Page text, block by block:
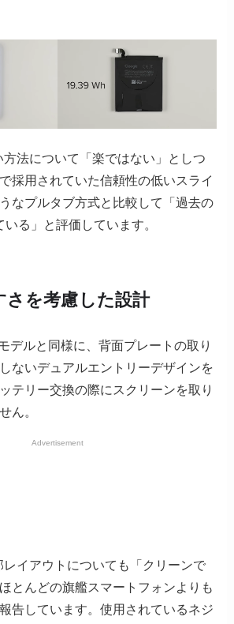
法について「楽ではない」としつ
採用されていた信頼性の低いスライ
なプルタブ方式と比較して「過去の
る」と評価しています。
さを考慮した設計
デルと同様に、背面プレートの取り
ないデュアルエントリーデザインを
テリー交換の際にスクリーンを取り
ん。
Advertisement
レイアウトについても「クリーンで
とんどの旗艦スマートフォンよりも
告しています。使用されているネジ